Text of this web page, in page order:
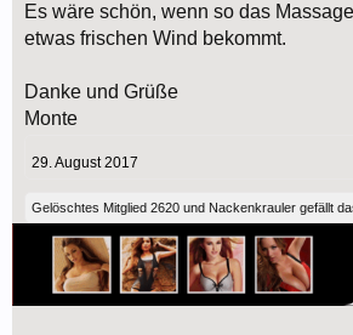
Es wäre schön, wenn so das
etwas frischen Wind bekommt.
Danke und Grüße
Monte
29. August 2017
Gelöschtes Mitglied 2620 und Nackenkrauler gefällt